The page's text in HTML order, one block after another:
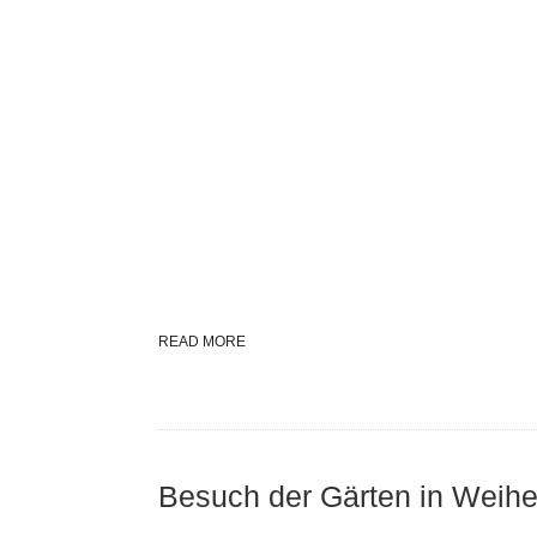
READ MORE
Besuch der Gärten in